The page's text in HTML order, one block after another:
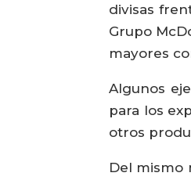
divisas
Grupo
mayores
Algunos
para los
otros
Del mismo